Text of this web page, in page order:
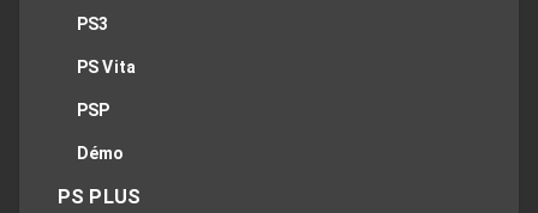
PS3
PS Vita
PSP
Démo
PS PLUS